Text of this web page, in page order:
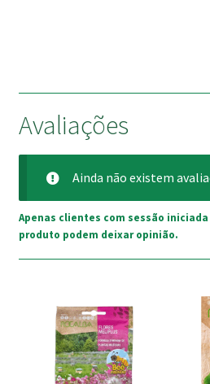
Avaliações
Ainda não existem
Apenas clientes com sessão
produto podem deixar opinião.